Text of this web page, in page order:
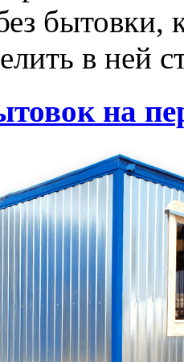
бытовки,
в ней
на